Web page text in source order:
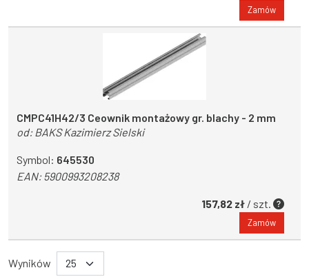
Zamów
CMPC41H42/3 Ceownik montażowy gr. blachy - 2 mm
od: BAKS Kazimierz Sielski
Symbol: 645530
EAN:5900993208238
157,82 zł / szt.
Zamów
Wyników